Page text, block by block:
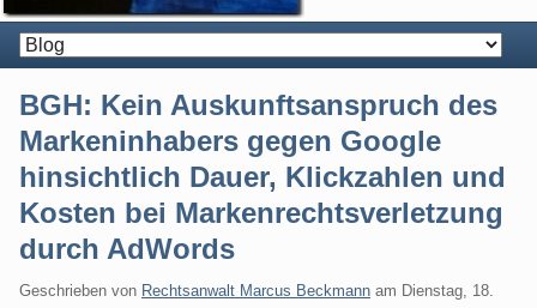
BGH: Kein Auskunftsanspruch des
Markeninhabers gegen Google
hinsichtlich Dauer, Klickzahlen und
Kosten bei Markenrechtsverletzung
durch AdWords
Geschrieben von Rechtsanwalt Marcus Beckmann am Dienstag, 18.